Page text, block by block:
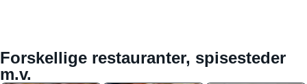
Forskellige restauranter, spisesteder
m.v.